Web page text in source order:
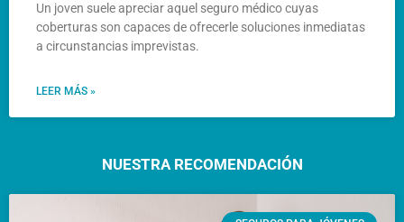
Un joven suele apreciar aquel seguro médico cuyas
coberturas son capaces de ofrecerle soluciones inmediatas
a circunstancias imprevistas.
LEER MÁS »
NUESTRA RECOMENDACIÓN